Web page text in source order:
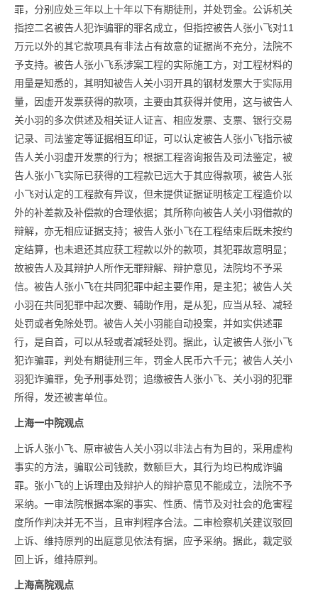
罪，分别应处三年以上十年以下有期徒刑，并处罚金。公诉机关
指控二名被告人犯诈骗罪的罪名成立，但指控被告人张小飞对11
万元以外的其它款项具有非法占有故意的证据尚不充分，法院不
予支持。 被告人张小飞系涉案工程的实际施工方，对工程材料的
用量是知悉的，其明知被告人关小羽开具的钢材发票大于实际用
量，因虚开发票获得的款项，主要由其获得并使用，这与被告人
关小羽的多次供述及相关证人证言、相应发票、支票、银行交易
记录、司法鉴定等证据相互印证，可以认定被告人张小飞指示被
告人关小羽虚开发票的行为；根据工程咨询报告及司法鉴定，被
告人张小飞实际已获得的工程款已远大于其应得款项，被告人张
小飞对认定的工程款有异议，但未提供证据证明核定工程造价以
外的补差款及补偿款的合理依据；其所称向被告人关小羽借款的
辩解，亦无相应证据支持； 被告人张小飞在工程结束后既未按约
定结算，也未退还其应获工程款以外的款项，其犯罪故意明显；
故被告人及其辩护人所作无罪辩解、辩护意见，法院均不予采
信。被告人张小飞在共同犯罪中起主要作用，是主犯；被告人关
小羽在共同犯罪中起次要、辅助作用，是从犯，应当从轻、减轻
处罚或者免除处罚。被告人关小羽能自动投案，并如实供述罪
行，是自首，可以从轻或者减轻处罚。据此，认定被告人张小飞
犯诈骗罪，判处有期徒刑三年，罚金人民币六千元；被告人关小
羽犯诈骗罪，免予刑事处罚；追缴被告人张小飞、关小羽的犯罪
所得，发还被害单位。
上海一中院观点
上诉人张小飞、原审被告人关小羽以非法占有为目的，采用虚构
事实的方法，骗取公司钱款，数额巨大，其行为均已构成诈骗
罪。张小飞的上诉理由及辩护人的辩护意见不能成立，法院不予
采纳。一审法院根据本案的事实、性质、情节及对社会的危害程
度所作判决并无不当，且审判程序合法。二审检察机关建议驳回
上诉、维持原判的出庭意见依法有据，应予采纳。据此，裁定驳
回上诉，维持原判。
上海高院观点